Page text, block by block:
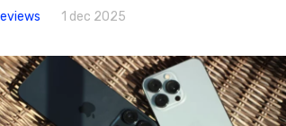
1 dec 2025